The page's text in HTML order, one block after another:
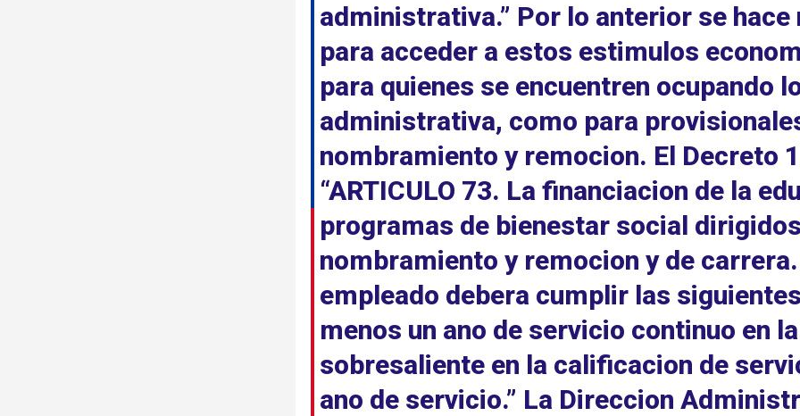
administrativa.” Por lo anterior se
para acceder a estos estimulos
para quienes se encuentren ocupando
administrativa, como para
nombramiento y remocion. El Decreto
“ARTICULO 73. La financiacion de la
programas de bienestar social
nombramiento y remocion y de
empleado debera cumplir las
menos un ano de servicio continuo en
sobresaliente en la calificacion de
ano de servicio.” La Direccion